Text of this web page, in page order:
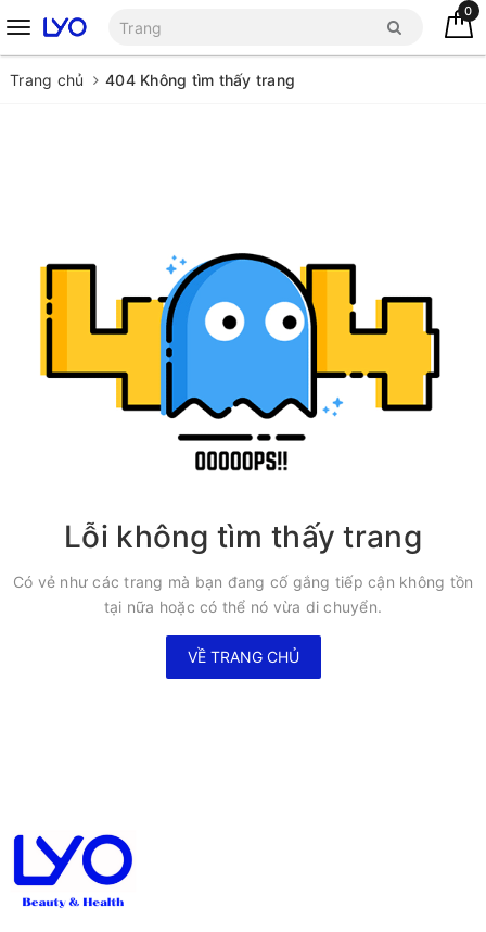
0
Trang chủ 404 Không tìm thấy trang
Lỗi không tìm thấy trang
Có vẻ như các trang mà bạn đang cố gắng tiếp cận không tồn
tại nữa hoặc có thể nó vừa di chuyển.
VỀ TRANG CHỦ